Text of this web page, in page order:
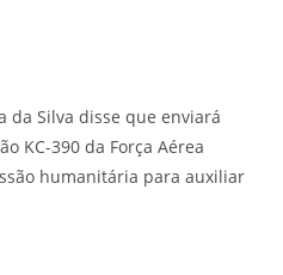
da Silva disse que enviará
KC-390 da Força Aérea
humanitária para auxiliar